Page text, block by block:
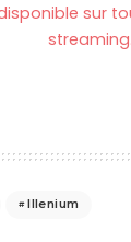
disponible sur
streaming.
Illenium